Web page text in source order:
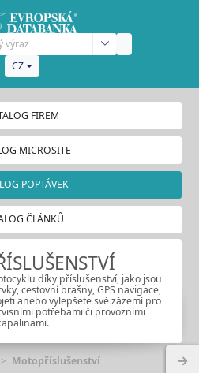
CZ
FIREM
MICROSITE
POPTÁVEK
ČLÁNKŮ
díky příslušenství, jako jsou
cestovní brašny, GPS navigace,
anebo vylepšete své zázemí pro
potřebami či provozními
Motopříslušenství